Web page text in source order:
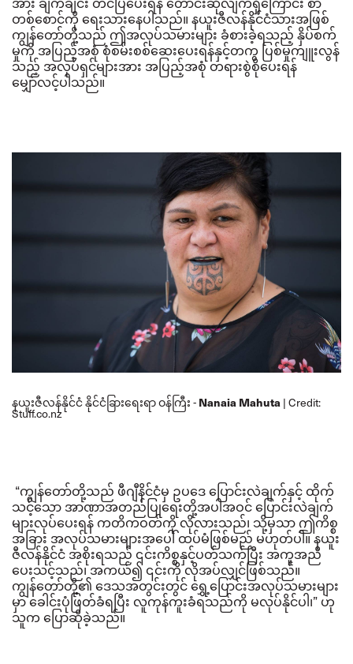
တစ်စောင်ကို ရေးသားနေပါသည်။ နယူးဇီလန်နိုင်ငံသားအဖြစ်
ကျွန်တော်တို့သည် ဤအလုပ်သမားများ ခံစားခဲ့ရသည့် နှိပ်စက်
မှုကို အပြည့်အစုံ စုံစမ်းစစ်ဆေးပေးရန်နှင့်တကွ ပြစ်မှုကျူးလွန်
သည့် အလုပ်ရှင်များအား အပြည့်အစုံ တရားစွဲစိုပေးရန်
မျှော်လင့်ပါသည်။
နယူးဇီလန်နိုင်ငံ နိုင်ငံခြားရေးရာ ဝန်ကြီး - Nanaia Mahuta | Credit:
Stuff.co.nz
“ကျွန်တော်တို့သည် ဖီဂျီနိင်ငံမှ ဥပဒေ ပြောင်းလဲချက်နှင့် ထိုက်
သင့်သော အာဏာအတည်ပြုရေးတို့အပါအဝင် ပြောင်းလဲချက်
များလုပ်ပေးရန် ကတိကဝတ်ကို လိုလားသည်၊ သို့မှသာ ဤကိစ္စ
အခြား အလုပ်သမားများအပေါ် ထပ်မံဖြစ်မည် မဟုတ်ပါ။နယူး
ဇီလန်နိုင်ငံ အစိုးရသည် ၎င်းကိစ္စနှင့်ပတ်သက်ပြီး အကူအညီ
ပေးသင့်သည်၊ အကယ်၍ ၎င်းကို လိုအပ်လျှင်ဖြစ်သည်။
ကျွန်တော်တို့၏ ဒေသအတွင်းတွင် ရွှေ့ပြောင်းအလုပ်သမားများ
မှာ ခေါင်းပုံဖြတ်ခံရပြီး လူကုန်ကူးခံရသည်ကို မလုပ်နိုင်ပါ၊” ဟု
သူက ပြောဆိုခဲ့သည်။